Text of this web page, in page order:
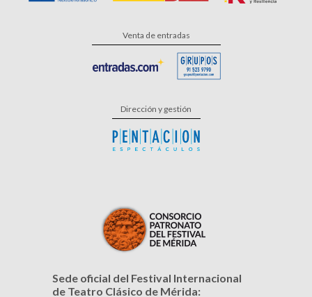
Venta de entradas
Dirección y gestión
Sede oficial del Festival Internacional
de Teatro Clásico de Mérida: